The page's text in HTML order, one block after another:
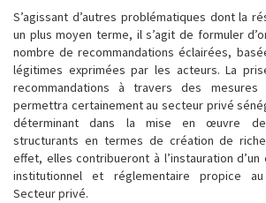
S’agissant d’autres problématiques dont la
un plus moyen terme, il s’agit de formuler
nombre de recommandations éclairées,
légitimes exprimées par les acteurs. La
recommandations à travers des
permettra certainement au secteur privé
déterminant dans la mise en œuvre
structurants en termes de création de
effet, elles contribueront à l’instauration
institutionnel et réglementaire propice
Secteur privé.